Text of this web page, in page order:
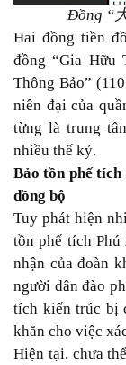
Đồng “
Hai đồng tiền
đồng “Gia Hữu
Thông Bảo”
niên đại của
từng là trung
nhiều thế kỷ.
Bảo tồn phế
đồng bộ
Tuy phát hiện
tồn phế tích
nhận của đoàn
người dân đào
tích kiến trúc bị
khăn cho việc
Hiện tại, chưa